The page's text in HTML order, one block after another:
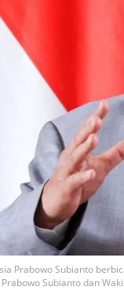
Prabowo Subianto
Subianto dan